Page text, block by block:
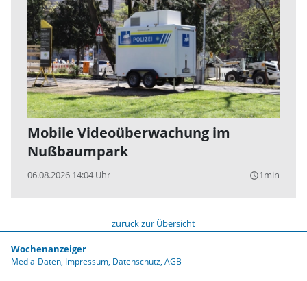
Mobile Videoüberwachung im
Nußbaumpark
06.08.2026 14:04 Uhr query_builder1min
zurück zur Übersicht
Wochenanzeiger
Media-Daten Impressum Datenschutz AGB